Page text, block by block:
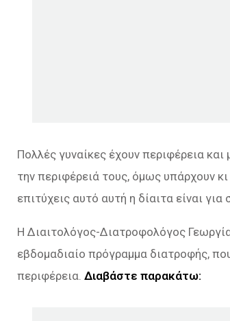
Πολλές γυναίκες έχουν περιφέρεια
την περιφέρειά τους, όμως υπάρχουν
επιτύχεις αυτό αυτή η δίαιτα είναι για
Η Διαιτολόγος-Διατροφολόγος
εβδομαδιαίο πρόγραμμα διατροφής,
περιφέρεια. Διαβάστε παρακάτω: